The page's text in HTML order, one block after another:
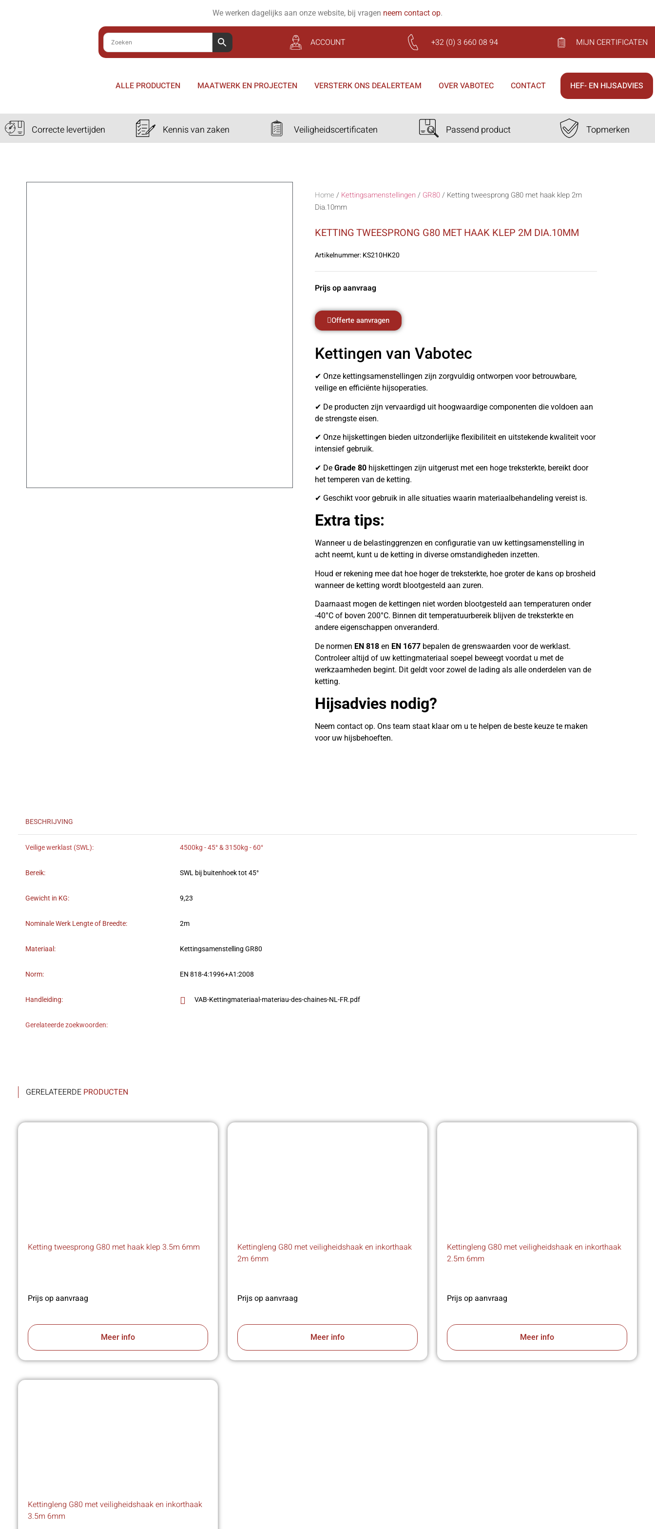
We werken dagelijks aan onze website, bij vragen neem contact op.
ACCOUNT +32 (0) 3 660 08 94 MIJN CERTIFICATEN
ALLE PRODUCTEN MAATWERK EN PROJECTEN VERSTERK ONS DEALERTEAM OVER VABOTEC CONTACT HEF- EN HIJSADVIES
Correcte levertijden Kennis van zaken Veiligheidscertificaten Passend product Topmerken
Home / Kettingsamenstellingen / GR80/ Ketting tweesprong G80 met haak klep 2m
Dia.10mm
KETTING TWEESPRONG G80 MET HAAK KLEP 2M DIA.10MM
Artikelnummer:KS210HK20
Prijs op aanvraag
Offerte aanvragen
Kettingen van Vabotec
✔ Onze kettingsamenstellingen zijn zorgvuldig ontworpen voor betrouwbare,
veilige en efficiënte hijsoperaties.
✔ De producten zijn vervaardigd uit hoogwaardige componenten die voldoen aan
de strengste eisen.
✔ Onze hijskettingen bieden uitzonderlijke flexibiliteit en uitstekende kwaliteit voor
intensief gebruik.
✔ De Grade 80 hijskettingen zijn uitgerust met een hoge treksterkte, bereikt door
het temperen van de ketting.
✔ Geschikt voor gebruik in alle situaties waarin materiaalbehandeling vereist is.
Extra tips:
Wanneer u de belastinggrenzen en configuratie van uw kettingsamenstelling in
acht neemt, kunt u de ketting in diverse omstandigheden inzetten.
Houd er rekening mee dat hoe hoger de treksterkte, hoe groter de kans op brosheid
wanneer de ketting wordt blootgesteld aan zuren.
Daarnaast mogen de kettingen niet worden blootgesteld aan temperaturen onder
-40°C of boven 200°C. Binnen dit temperatuurbereik blijven de treksterkte en
andere eigenschappen onveranderd.
De normen EN 818 en EN 1677 bepalen de grenswaarden voor de werklast.
Controleer altijd of uw kettingmateriaal soepel beweegt voordat u met de
werkzaamheden begint. Dit geldt voor zowel de lading als alle onderdelen van de
ketting.
Hijsadvies nodig?
Neem contact op. Ons team staat klaar om u te helpen de beste keuze te maken
voor uw hijsbehoeften.
BESCHRIJVING
Veilige werklast (SWL): 4500kg - 45° & 3150kg - 60°
Bereik: SWL bij buitenhoek tot 45°
Gewicht in KG: 9,23
Nominale Werk Lengte of Breedte: 2m
Materiaal: Kettingsamenstelling GR80
Norm: EN 818-4:1996+A1:2008
Handleiding: VAB-Kettingmateriaal-materiau-des-chaines-NL-FR.pdf
Gerelateerde zoekwoorden:
GERELATEERDE PRODUCTEN
Ketting tweesprong G80 met haak klep 3.5m 6mm
Prijs op aanvraag
Meer info
Kettingleng G80 met veiligheidshaak en inkorthaak
2m 6mm
Prijs op aanvraag
Meer info
Kettingleng G80 met veiligheidshaak en inkorthaak
2.5m 6mm
Prijs op aanvraag
Meer info
Kettingleng G80 met veiligheidshaak en inkorthaak
3.5m 6mm